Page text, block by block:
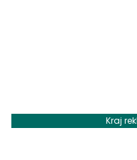
Kraj